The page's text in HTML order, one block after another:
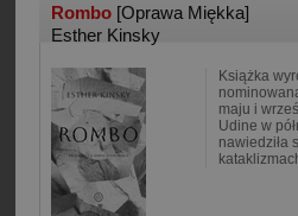
Rombo [Oprawa Miękka]
Esther Kinsky
Książka
maju i
Udine w
nawiedziła